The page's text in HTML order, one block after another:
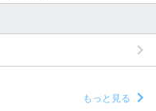
もっと見る